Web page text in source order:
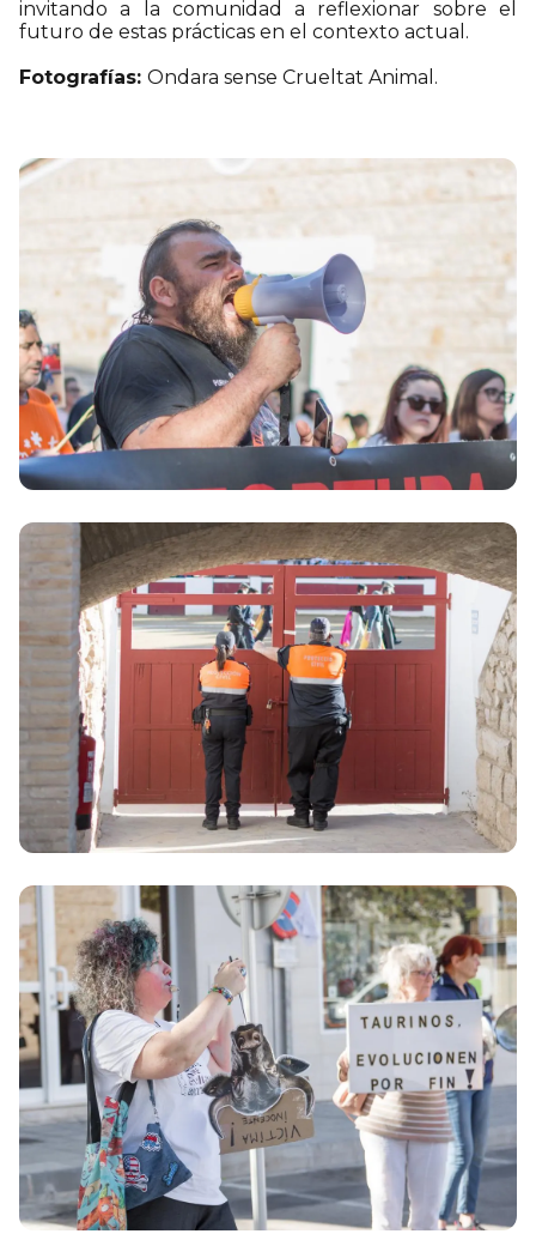
invitando a la comunidad a reflexionar sobre el
futuro de estas prácticas en el contexto actual.
Fotografías: Ondara sense Crueltat Animal.